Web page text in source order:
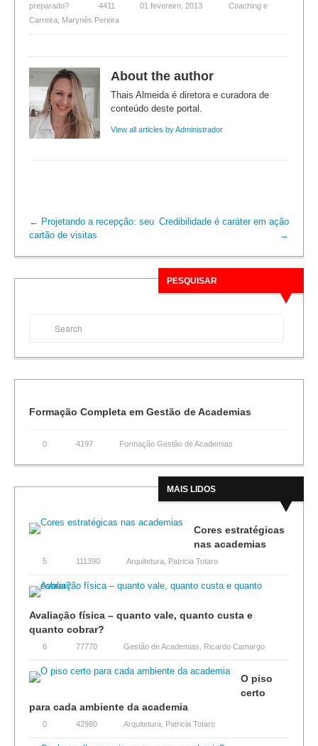
preparado?
4411 01 fevereiro, 2013
Coaching e
Carreira Marynês Pereira
About the author
Thais Almeida é diretora e curadora de
conteúdo deste portal.
View all articles by Administrador
← Projetando a recepção: seu
cartão de visitas
Credibilidade é caráter em ação
→
PESQUISAR
Formação Completa em Gestão de Academias
0 4197 Formação Gestão de Academias
MAIS LIDOS
Cores estratégicas
nas academias
5 111390 Arquitetura Patricia Totaro
Avaliação física – quanto vale, quanto custa e
quanto cobrar?
6 77770 Gestão de Academias Ricardo Camargo
O piso
certo
para cada ambiente da academia
0 42980 Arquitetura Patricia Totaro